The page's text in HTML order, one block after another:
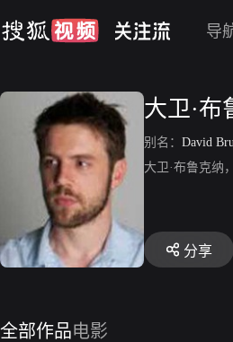
导
大卫·布
别名： David
大卫·布鲁克纳
分享
全部作品电影